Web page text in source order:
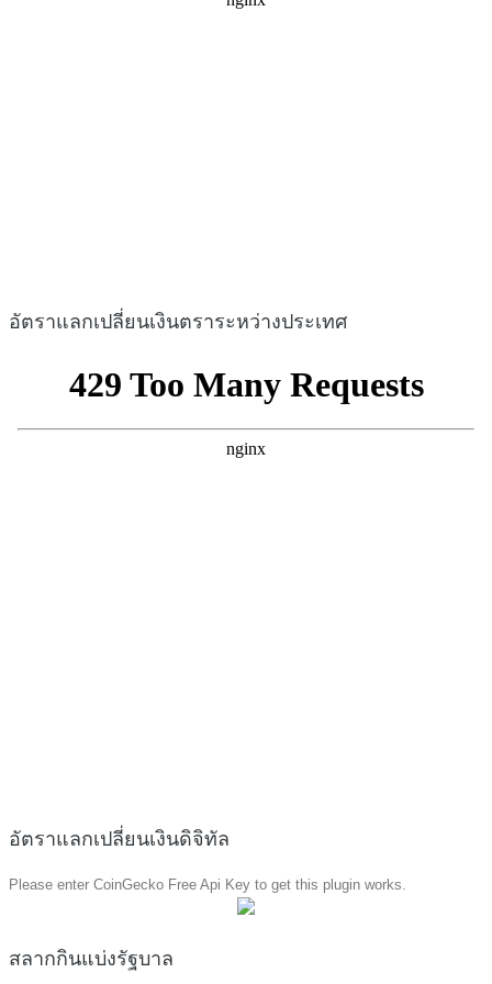
อัตราแลกเปลี่ยนเงินตราระหว่างประเทศ
อัตราแลกเปลี่ยนเงินดิจิทัล
Please enter CoinGecko Free Api Key to get this plugin works.
สลากกินแบ่งรัฐบาล